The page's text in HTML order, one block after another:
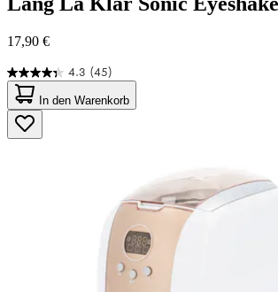
17,90 €
4.3 (45)
4.3
von
5
Sternen.
45
In den Warenkorb